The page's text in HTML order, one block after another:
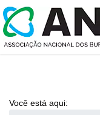
Você está aqui: